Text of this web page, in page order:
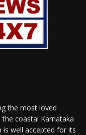
the most loved
coastal Karnataka
is well accepted for its